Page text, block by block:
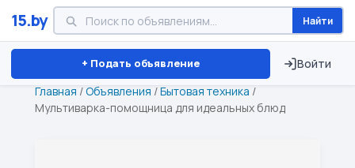
15.by Найти
+ Подать объявление Войти
Минск Витебск Брест ⏱ ТОЛЬКО 15 ДНЕЙ
Главная /Объявления /Бытовая техника /
Мультиварка-помощница для идеальных блюд